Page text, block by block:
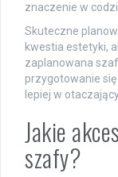
znaczenie w
Skuteczne
kwestia estetyki,
zaplanowana
przygotowanie
lepiej w
Jakie
szafy?